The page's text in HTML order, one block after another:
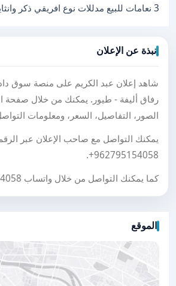
3 نعامات للبيع مدللات نوع افريقي ذكر وانثايتين
نبذة عن الإعلان
شاهد إعلان عبد الكريم على منصة سوق
رفاق أليفة - طيور. يمكنك من خلال صفحة
الصور، التفاصيل، السعر، ومعلومات
يمكنك التواصل مع صاحب الإعلان عبر
+962795154058
.
كما يمكنك التواصل من خلال واتساب
الموقع